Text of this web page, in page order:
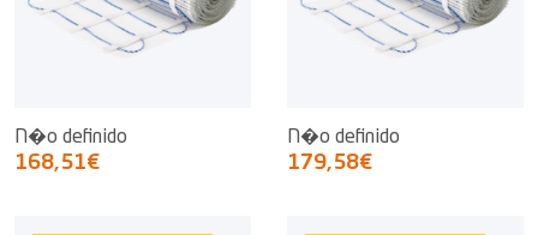
N�o definido
168,51€
N�o definido
179,58€